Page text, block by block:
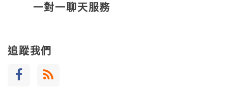
一對一聊天服務
追蹤我們